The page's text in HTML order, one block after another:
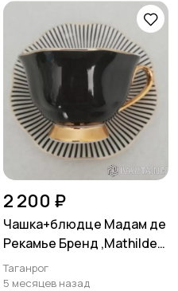
2 200 ₽
Чашка+блюдце Мадам де
Рекамье Бренд ,Mathilde
M
Таганрог
5 месяцев назад